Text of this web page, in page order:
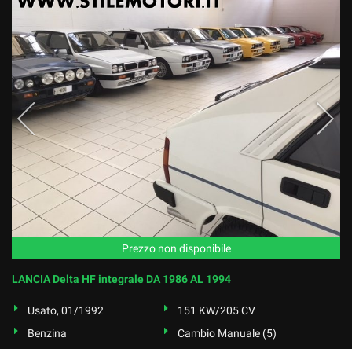
Prezzo non disponibile
LANCIA Delta HF integrale DA 1986 AL 1994
Usato, 01/1992
151 KW/205 CV
Benzina
Cambio Manuale (5)